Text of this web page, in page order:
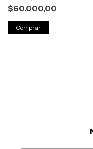
$60.000,00
Comprar